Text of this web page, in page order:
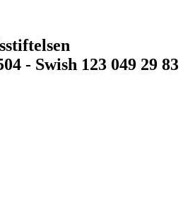
- Swish 123 049 29 83